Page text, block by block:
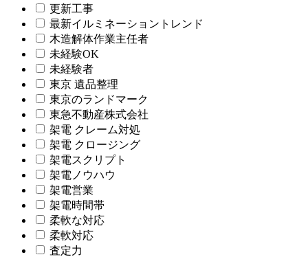
更新工事
最新イルミネーショントレンド
木造解体作業主任者
未経験OK
未経験者
東京 遺品整理
東京のランドマーク
東急不動産株式会社
架電 クレーム対処
架電 クロージング
架電スクリプト
架電ノウハウ
架電営業
架電時間帯
柔軟な対応
柔軟対応
査定力